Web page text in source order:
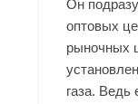
Он
оптовых
рыночных
газа. Ведь